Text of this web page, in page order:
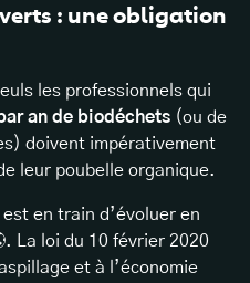
: une obligation
les professionnels qui
an de biodéchets (ou de
doivent impérativement
leur poubelle organique.
en train d’évoluer en
La loi du 10 février 2020
et à l’économie